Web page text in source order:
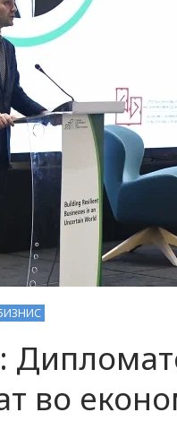
во